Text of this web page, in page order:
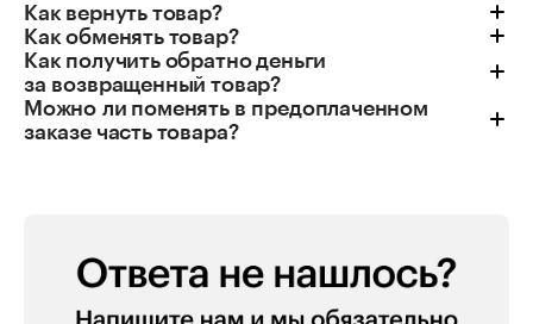
Как вернуть товар?
Как обменять товар?
Как получить обратно деньги
за возвращенный товар?
Можно ли поменять в предоплаченном
заказе часть товара?